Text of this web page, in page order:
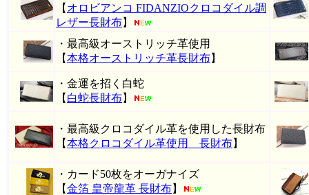
【 オロビアンコ FIDANZIOクロコダイル調
レザー長財布】
・最高級オーストリッチ革使用
【本格オーストリッチ革長財布】
・金運を招く白蛇
【 白蛇長財布】
・最高級クロコダイル革を使用した長財布
【本格クロコダイル革使用 長財布】
・カード50枚をオーガナイズ
【金箔 皇帝龍革 長財布】